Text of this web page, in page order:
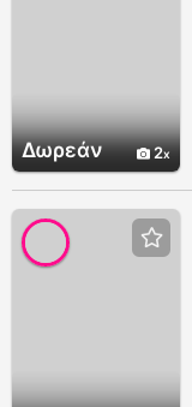
Δωρεάν 2